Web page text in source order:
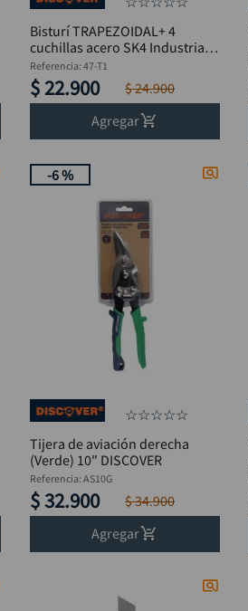
Bisturí TRAPEZOIDAL+ 4
cuchillas acero SK4 Industrial
18 mm DISCOVER
Referencia: 47-T1
$ 22.900 $24.900
Agregar
-6 %
☆☆☆☆☆
Tijera de aviación derecha
(Verde) 10" DISCOVER
Referencia: AS10G
$32.900 $34.900
Agregar